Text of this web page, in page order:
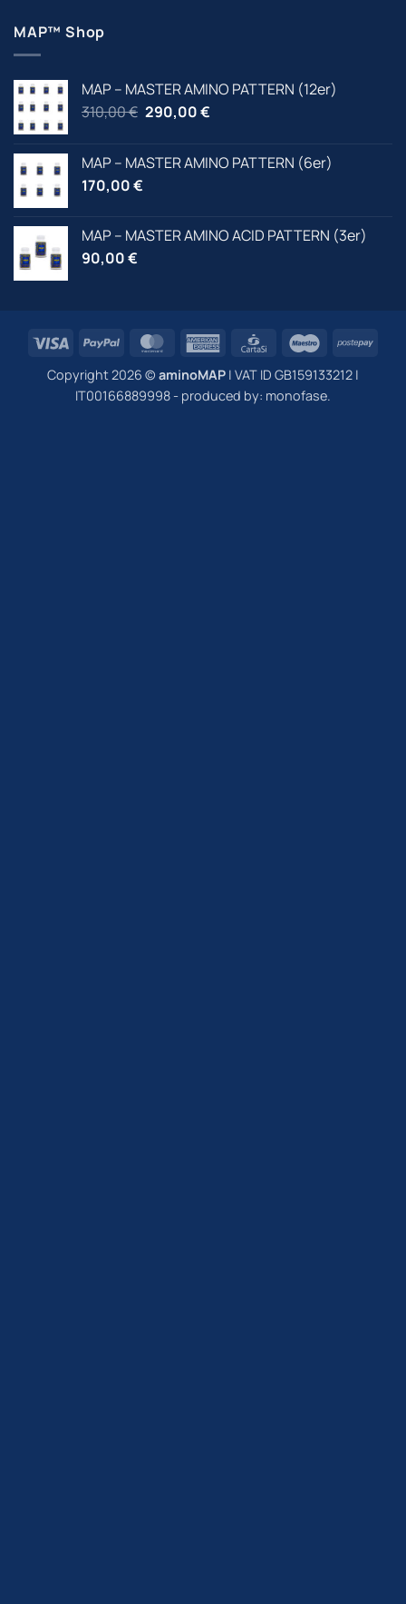
MAP™ Shop
MAP – MASTER AMINO PATTERN (12er)
Ursprünglicher
310,00 €
310,00€ Aktueller
310,00 €.
290,00€
MAP – MASTER AMINO PATTERN (6er)
170,00€
MAP – MASTER AMINO ACID PATTERN (3er)
90,00€
Visa PayPal MasterCardAmerican
CartaSi Maestro
Copyright 2026 © aminoMAP | VAT ID GB159133212 |
IT00166889998 - produced by: monofase.